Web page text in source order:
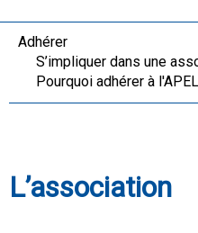
Adhérer
S’impliquer dans une
Pourquoi adhérer à
L’association